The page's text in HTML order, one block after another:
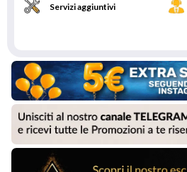
Servizi aggiuntivi